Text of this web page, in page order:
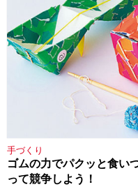
手づくり
ゴムの力でパクッと食い
って競争しよう！